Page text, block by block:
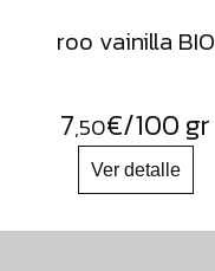
roo vainilla BIO
7,50€/100 gr